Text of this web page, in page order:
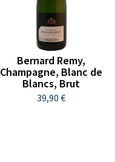
Bernard Remy,
Champagne, Blanc de
Blancs, Brut
39,90 €